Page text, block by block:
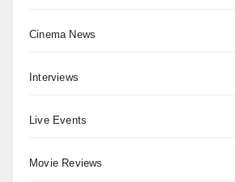
Cinema News
Interviews
Live Events
Movie Reviews